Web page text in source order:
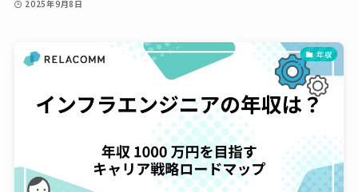
2025年9月8日
年収